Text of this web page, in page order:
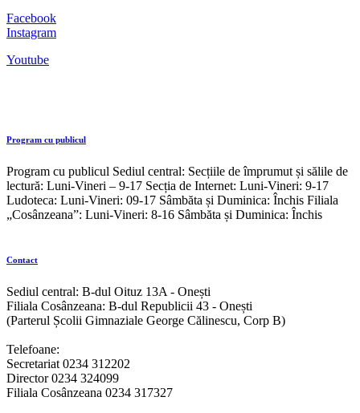
Facebook
Instagram
Youtube
Program cu publicul
Program cu publicul Sediul central: Secțiile de împrumut și sălile de
lectură: Luni-Vineri – 9-17 Secția de Internet: Luni-Vineri: 9-17
Ludoteca: Luni-Vineri: 09-17 Sâmbăta și Duminica: Închis Filiala
„Cosânzeana”: Luni-Vineri: 8-16 Sâmbăta și Duminica: Închis
Contact
Sediul central: B-dul Oituz 13A - Onești
Filiala Cosânzeana: B-dul Republicii 43 - Onești
(Parterul Școlii Gimnaziale George Călinescu, Corp B)
Telefoane:
Secretariat 0234 312202
Director 0234 324099
Filiala Cosânzeana 0234 317327